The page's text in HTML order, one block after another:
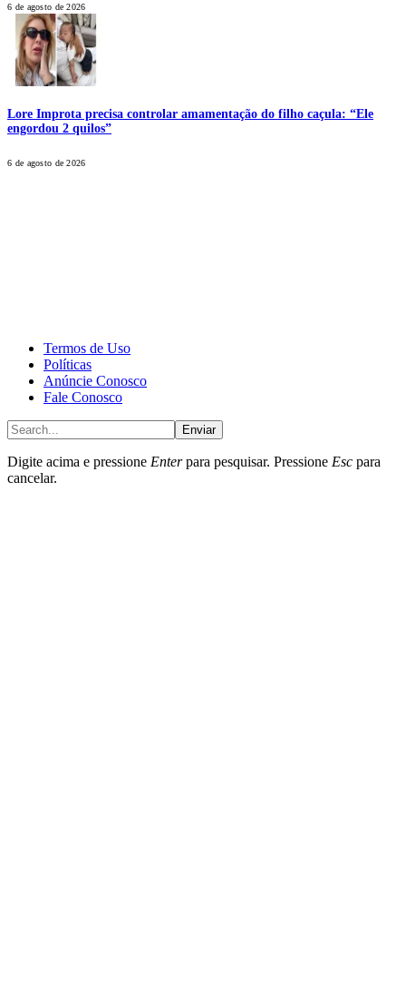
6 de agosto de 2026
Lore Improta precisa controlar amamentação do filho caçula: “Ele
engordou 2 quilos”
6 de agosto de 2026
Termos de Uso
Políticas
Anúncie Conosco
Fale Conosco
Enviar
Digite acima e pressione Enterpara pesquisar. Pressione Esc para
cancelar.